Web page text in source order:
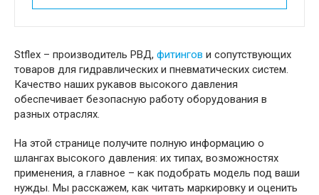
Stflex – производитель РВД, фитингов и сопутствующих
товаров для гидравлических и пневматических систем.
Качество наших рукавов высокого давления
обеспечивает безопасную работу оборудования в
разных отраслях.
На этой странице получите полную информацию о
шлангах высокого давления: их типах, возможностях
применения, а главное – как подобрать модель под ваши
нужды. Мы расскажем, как читать маркировку и оценить